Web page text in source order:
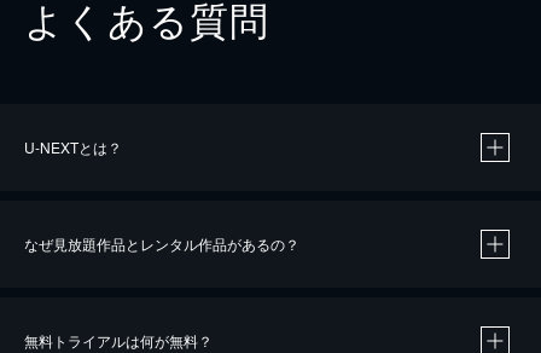
よくある質問
U-NEXTとは？
なぜ見放題作品とレンタル作品があるの？
無料トライアルは何が無料？